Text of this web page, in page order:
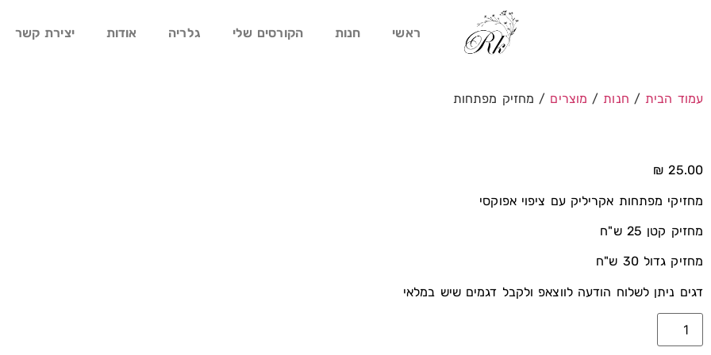
ראשי חנות הקורסים שלי גלריה אודות יצירת קשר
עמוד הבית/ חנות/ מוצרים / מחזיק מפתחות
₪ 25.00
מחזיקי מפתחות אקריליק עם ציפוי אפוקסי
מחזיק קטן 25 ש"ח
מחזיק גדול 30 ש"ח
דגים ניתן לשלוח הודעה לווצאפ ולקבל דגמים שיש במלאי